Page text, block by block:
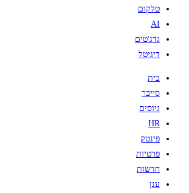
טלקום
AI
גדג'טים
דיגיטל
בית
סייבר
גיוסים
HR
פינטק
פרטיות
חדשות
ענן